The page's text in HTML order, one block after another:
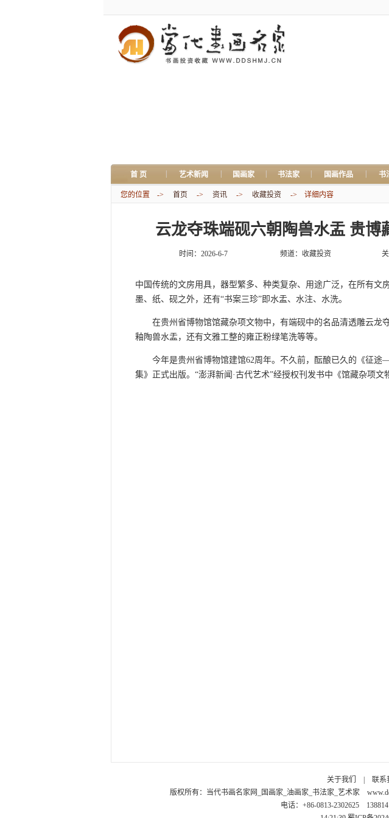
首 页 艺术新闻 国画家 书法家 国画作品 书
您的位置 -> 首页 -> 资讯 -> 收藏投资 -> 详细内容
云龙夺珠端砚六朝陶兽水盂 贵博
时间：2026-6-7 频道： 收藏投资
中国传统的文房用具，器型繁多、种类复杂、用途广泛，在所有文
墨、纸、砚之外，还有“书案三珍”即水盂、水注、水洗。
在贵州省博物馆馆藏杂项文物中，有端砚中的名品清透雕云龙
釉陶兽水盂，还有文雅工整的雍正粉绿笔洗等等。
今年是贵州省博物馆建馆62周年。不久前，酝酿已久的《征途
集》正式出版。“澎湃新闻·古代艺术”经授权刊发书中《馆藏杂项文
关于我们 联系
版权所有： 当代书画名家网_国画家_油画家_书法家_艺术家
电话：+86-0813-2302625